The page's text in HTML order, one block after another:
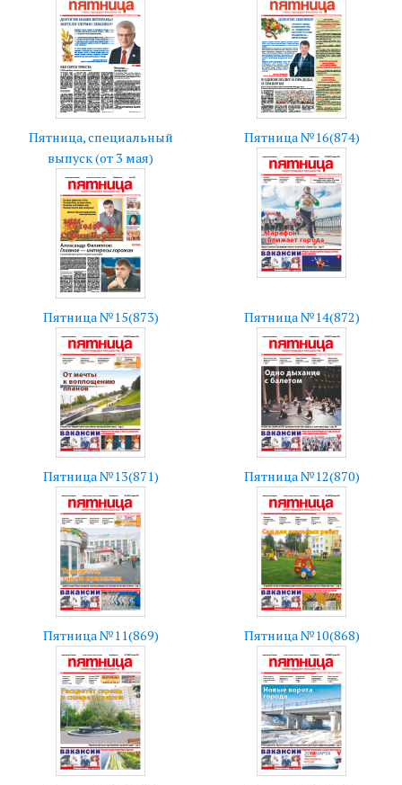
Пятница, специальный
выпуск (от 3 мая)
Пятница №16(874)
Пятница №15(873) Пятница №14(872)
Пятница №13(871) Пятница №12(870)
Пятница №11(869) Пятница №10(868)